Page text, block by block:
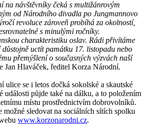
na návštěvníky čeká s multižánrovým
od Národního divadla po Jungmannovo
revoluce zároveň probíhá za okolností,
s minulými ročníky.
charakteristiku oslav. Rádi přivítáme
uctít památku 17. listopadu nebo
přemýšlení o současných výzvách naší
Jan Hlaváček, ředitel Korza Národní.
ulice se i letos dočká sokolské a skautské
události půjde také na dálku, a to položením
místu prostřednictvím dobrovolníků.
sledovat na sociálních sítích spolku
www.korzonarodni.cz.